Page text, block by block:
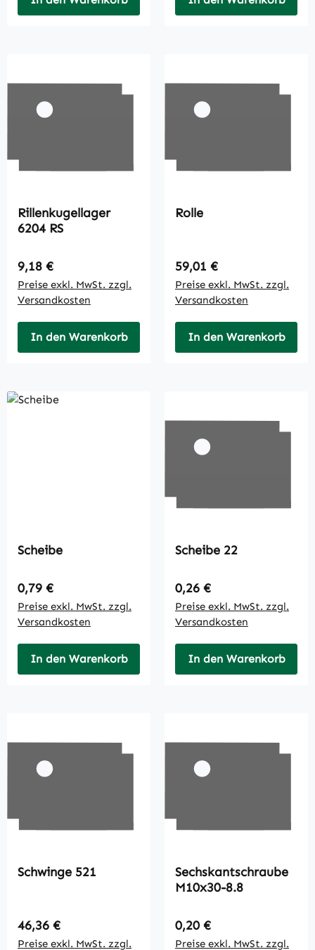
Rillenkugellager
6204 RS
Regulärer Preis:
9,18 €
Preise exkl. MwSt. zzgl.
Versandkosten
In den Warenkorb
Rolle
Regulärer Preis:
59,01 €
Preise exkl. MwSt. zzgl.
Versandkosten
In den Warenkorb
Scheibe
Regulärer Preis:
0,79 €
Preise exkl. MwSt. zzgl.
Versandkosten
In den Warenkorb
Scheibe 22
Regulärer Preis:
0,26 €
Preise exkl. MwSt. zzgl.
Versandkosten
In den Warenkorb
Schwinge 521
Regulärer Preis:
46,36 €
Preise exkl. MwSt. zzgl.
Sechskantschraube
M10x30-8.8
Regulärer Preis:
0,20 €
Preise exkl. MwSt. zzgl.